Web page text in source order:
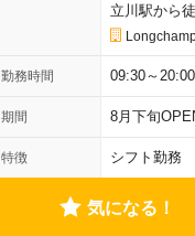
立川駅から
勤務時間 09:30～
期間 8月下旬
特徴 シフト勤務
気になる！